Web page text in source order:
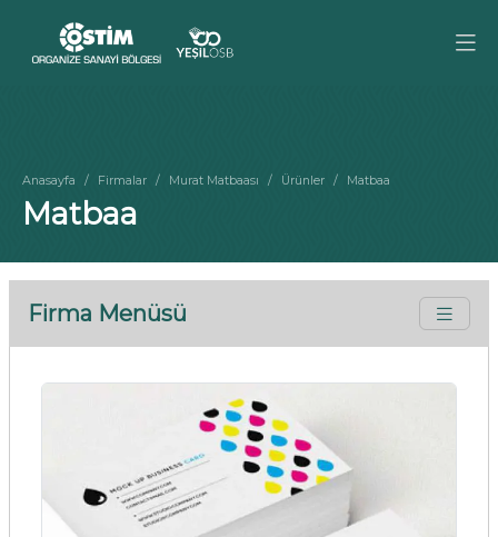
Anasayfa Firmalar Murat Matbaası Ürünler Matbaa
Matbaa
Firma Menüsü